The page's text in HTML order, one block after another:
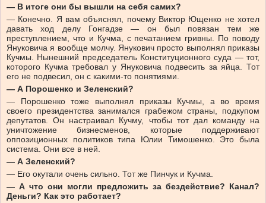
— В итоге они бы вышли на себя самих?
— Конечно. Я вам объяснял, почему Виктор Ющенко не хотел
давать ход делу Гонгадзе — он был повязан тем же
преступлением, что и Кучма, с печатанием гривны. По поводу
Януковича я вообще молчу. Янукович просто выполнял приказы
Кучмы. Нынешний председатель Конституционного суда — тот,
которого Кучма требовал у Януковича подвесить за яйца. Тот
его не подвесил, он с какими-то понятиями.
— А Порошенко и Зеленский?
— Порошенко тоже выполнял приказы Кучмы, а во время
своего президентства занимался грабежом страны, подкупом
депутатов. Он настраивал Кучму, чтобы тот дал команду на
уничтожение бизнесменов, которые поддерживают
оппозиционных политиков типа Юлии Тимошенко. Это была
система. Они все в ней.
— А Зеленский?
— Его окутали очень сильно. Тот же Пинчук и Кучма.
— А что они могли предложить за бездействие? Канал?
Деньги? Как это работает?